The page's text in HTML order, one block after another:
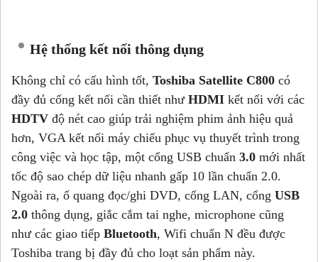
Hệ thống kết nối thông dụng
Không chỉ có cấu hình tốt, Toshiba Satellite C800 có
đầy đủ cổng kết nối cần thiết như HDMI kết nối với các
HDTV độ nét cao giúp trải nghiệm phim ảnh hiệu quả
hơn, VGA kết nối máy chiếu phục vụ thuyết trình trong
công việc và học tập, một cổng USB chuẩn 3.0 mới nhất
tốc độ sao chép dữ liệu nhanh gấp 10 lần chuẩn 2.0.
Ngoài ra, ổ quang đọc/ghi DVD, cổng LAN, cổng USB
2.0 thông dụng, giắc cắm tai nghe, microphone cũng
như các giao tiếp Bluetooth, Wifi chuẩn N đều được
Toshiba trang bị đầy đủ cho loạt sản phẩm này.